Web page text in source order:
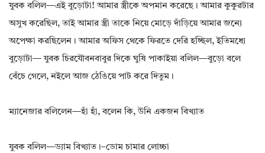
যুবক বলিল—এই বুড়োটা! আমার স্ত্রীকে অপমান করেছে। আমার কুকুরটার
অসুখ করেছিল, তাই আমার স্ত্রী তাকে নিয়ে মোড়ে দাঁড়িয়ে আমার জন্যে
অপেক্ষা করছিলেন। আমার অফিস থেকে ফিরতে দেরি হচ্ছিল, ইতিমধ্যে
বুড়োটা— যুবক চিরযৌবনবাবুর দিকে ঘুষি পাকাইয়া বলিল—বুড়ো বলে
বেঁচে গেলে, নইলে আজ ঠেঙিয়ে পাট করে দিতুম।
ম্যানেজার বলিলেন—হাঁ হাঁ, বলেন কি, উনি একজন বিখ্যাত
যুবক বলিল—ড্যাম বিখ্যাত।–ডোম চামার লোচ্চা